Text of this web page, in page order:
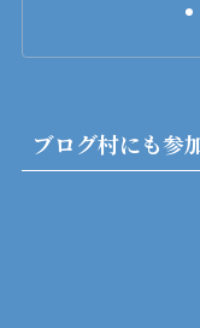
ブログ村にも参